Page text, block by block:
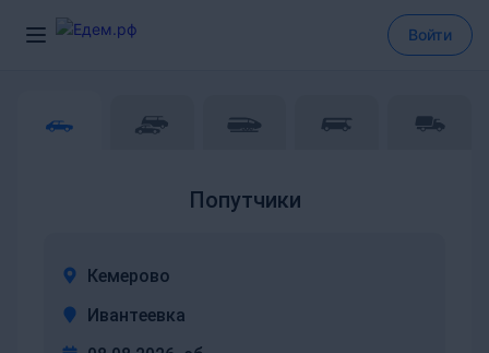
Войти
Попутчики
Кемерово
Ивантеевка